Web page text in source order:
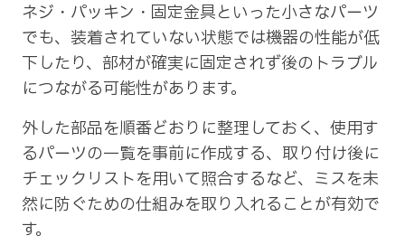
ネジ・パッキン・固定金具といった小さなパーツ
でも、装着されていない状態では機器の性能が低
下したり、部材が確実に固定されず後のトラブル
につながる可能性があります。
外した部品を順番どおりに整理しておく、使用す
るパーツの一覧を事前に作成する、取り付け後に
チェックリストを用いて照合するなど、ミスを未
然に防ぐための仕組みを取り入れることが有効で
す。